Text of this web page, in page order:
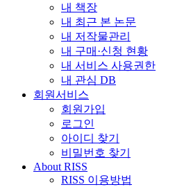
내 책장
내 최근 본 논문
내 저작물관리
내 구매·신청 현황
내 서비스 사용권한
내 관심 DB
회원서비스
회원가입
로그인
아이디 찾기
비밀번호 찾기
About RISS
RISS 이용방법